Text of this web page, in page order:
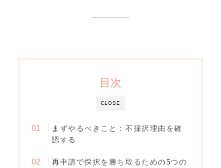
CLOSE
目次
まずやるべきこと：不採択理由を確
認する
再申請で採択を勝ち取るための5つの